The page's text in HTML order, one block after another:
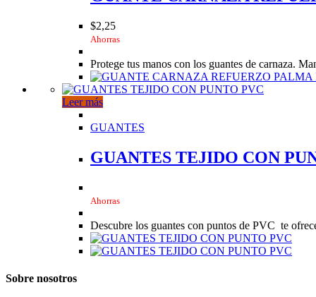
$2,25
Ahorras
Protege tus manos con los guantes de carnaza.
Leer más
GUANTES
GUANTES TEJIDO CON
Ahorras
Descubre los guantes con puntos de PVC te
Sobre nosotros